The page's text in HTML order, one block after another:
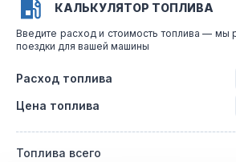
КАЛЬКУЛЯТОР ТОПЛИВА
Введите расход и стоимость топлива — мы
поездки для вашей машины
Расход топлива
Цена топлива
Топлива всего